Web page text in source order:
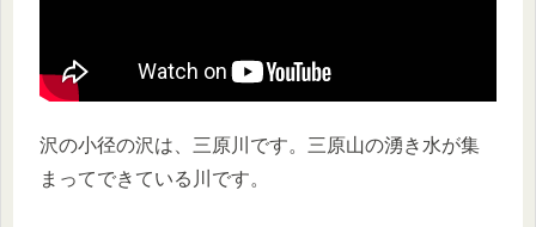
沢の小径の沢は、三原川です。三原山の湧き水が集
まってできている川です。